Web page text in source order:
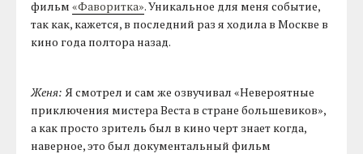
фильм«Фаворитка». Уникальное для меня событие,
так как, кажется, в последний раз я ходила в Москве в
кино года полтора назад.
Женя: Я смотрел и сам же озвучивал «Невероятные
приключения мистера Веста в стране большевиков»,
а как просто зритель был в кино черт знает когда,
наверное, это был документальный фильм